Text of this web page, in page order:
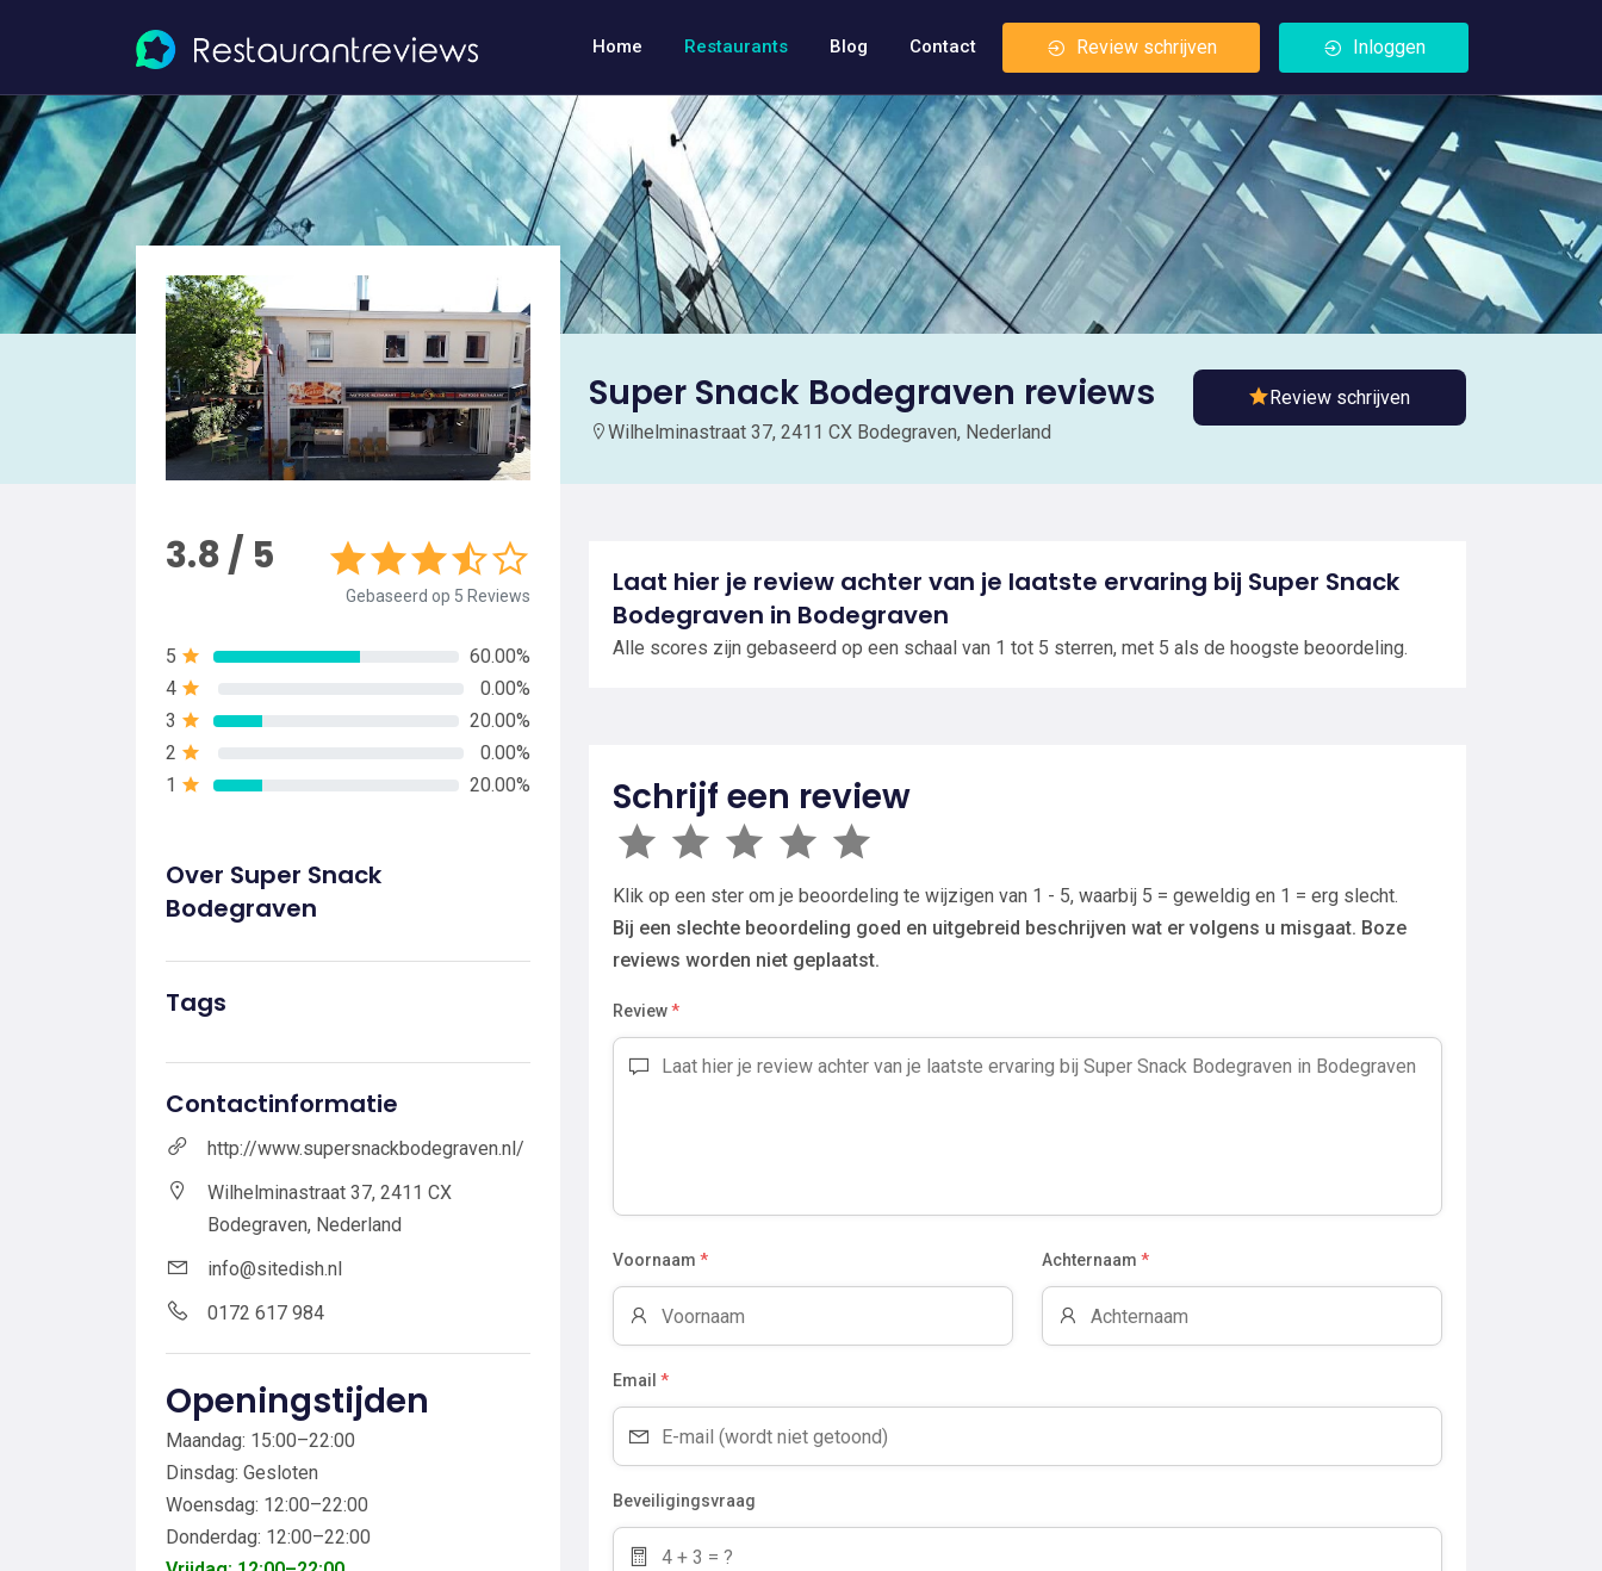
Home Restaurants Blog Contact Review schrijven Inloggen
Super Snack Bodegraven reviews
Wilhelminastraat 37, 2411 CX Bodegraven, Nederland
Review schrijven
3.8 / 5
Gebaseerd op 5 Reviews
5
60.00%
4
0.00%
3
20.00%
2
0.00%
1
20.00%
Over Super Snack
Bodegraven
Tags
Contactinformatie
http://www.supersnackbodegraven.nl/
Wilhelminastraat 37, 2411 CX
Bodegraven, Nederland
info@sitedish.nl
0172 617 984
Openingstijden
Maandag: 15:00–22:00
Dinsdag: Gesloten
Woensdag: 12:00–22:00
Donderdag: 12:00–22:00
Laat hier je review achter van je laatste ervaring bij Super Snack
Bodegraven in Bodegraven
Alle scores zijn gebaseerd op een schaal van 1 tot 5 sterren, met 5 als de hoogste beoordeling.
Schrijf een review
Klik op een ster om je beoordeling te wijzigen van 1 - 5, waarbij 5 = geweldig en 1 = erg slecht.
Bij een slechte beoordeling goed en uitgebreid beschrijven wat er volgens u misgaat. Boze
reviews worden niet geplaatst.
Review*
Voornaam * Achternaam *
Email *
Beveiligingsvraag